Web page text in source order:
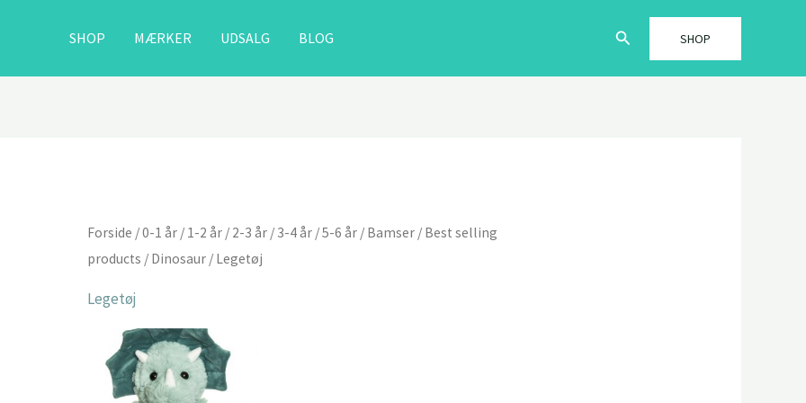
SHOP MÆRKER UDSALG BLOG Søg SHOP
Forside /0-1 år / 1-2 år / 2-3 år / 3-4 år /5-6 år / Bamser / Best selling
products / Dinosaur / Legetøj
Legetøj